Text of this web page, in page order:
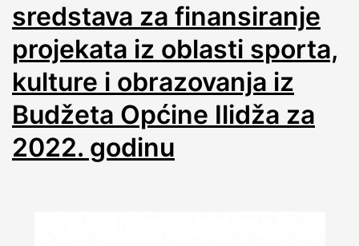
sredstava za finansiranje
projekata iz oblasti sporta,
kulture i obrazovanja iz
Budžeta Općine Ilidža za
2022. godinu